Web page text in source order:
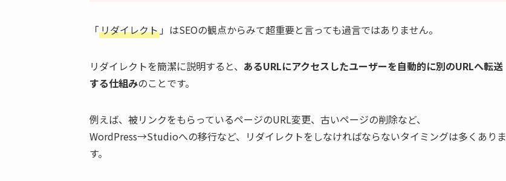
「リダイレクト 」はSEOの観点からみて超重要と言っても過言ではありません。
リダイレクトを簡潔に説明すると、 あるURLにアクセスしたユーザーを自動的に別のURLへ転送
する仕組みのことです。
例えば、被リンクをもらっているページのURL変更、古いページの削除など、
WordPress→Studioへの移行など、リダイレクトをしなければならないタイミングは多くありま
す。